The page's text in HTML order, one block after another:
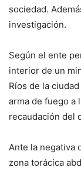
sociedad.
investigación.
Según el ente
interior de un
Ríos de la
arma de fuego a
recaudación del
Ante la negativa
zona torácica